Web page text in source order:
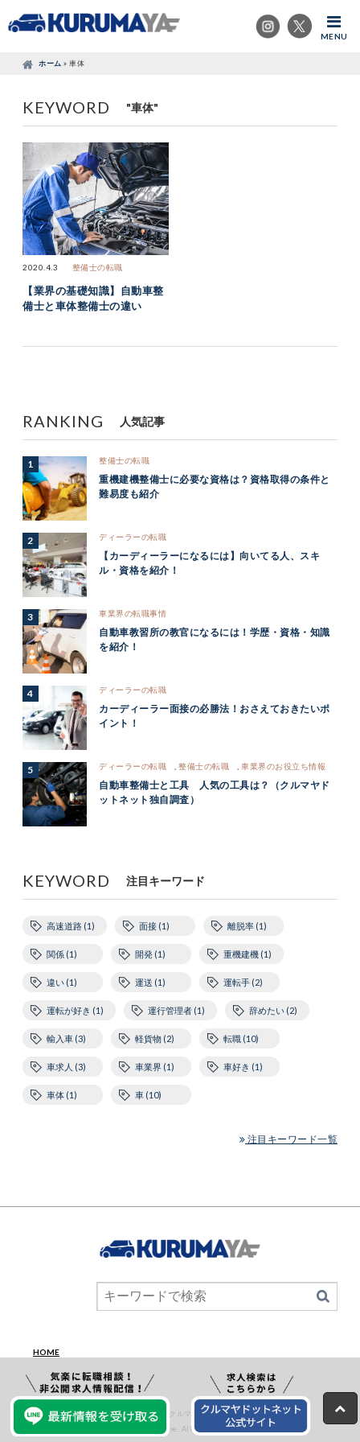
MENU
ホーム » 車体
KEYWORD "車体"
2020.4.3 整備士の転職
【業界の基礎知識】自動車整
備士と車体整備士の違い
RANKING 人気記事
整備士の転職
重機建機整備士に必要な資格は？資格取得の条件と
難易度も紹介
ディーラーの転職
【カーディーラーになるには】向いてる人、スキ
ル・資格を紹介！
車業界の転職事情
自動車教習所の教官になるには！学歴・資格・知識
を紹介！
ディーラーの転職
カーディーラー面接の必勝法！おさえておきたいポ
イント！
ディーラーの転職 整備士の転職 車業界のお役立ち情報
自動車整備士と工具 人気の工具は？（クルマヤド
ットネット独自調査）
KEYWORD 注目キーワード
高速道路 (1) 面接 (1) 離脱率 (1)
関係 (1) 開発 (1) 重機建機 (1)
違い (1) 運送 (1) 運転手 (2)
運転が好き (1) 運行管理者 (1) 辞めたい (2)
輸入車 (3) 軽貨物 (2) 転職 (10)
車求人 (3) 車業界 (1) 車好き (1)
車体 (1) 車 (10)
注目キーワード一覧
HOME
Copyright © 車体 アーカイブ - クルマヤマガジン 【転職公式サイト】
KURUMAYAmagazine. All Rights Reserved.